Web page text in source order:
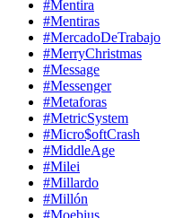
#Mentira
#Mentiras
#MercadoDeTrabajo
#MerryChristmas
#Message
#Messenger
#Metaforas
#MetricSystem
#Micro$oftCrash
#MiddleAge
#Milei
#Millardo
#Millón